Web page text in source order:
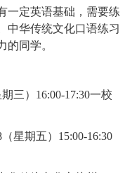
一定英语基础，需要练
中华传统文化口语练习
的同学。
三）16:00-17:30一校
（星期五）15:00-16:30